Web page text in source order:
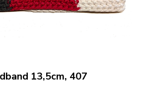
13,5cm, 407